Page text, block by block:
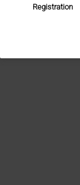
Registration